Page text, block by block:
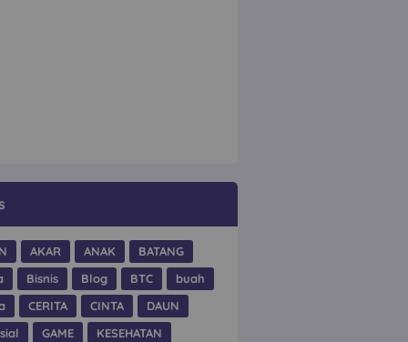
AKAR ANAK
BATANG
Bisnis Blog BTC
buah
CERITA CINTA
DAUN
GAME
KESEHATAN